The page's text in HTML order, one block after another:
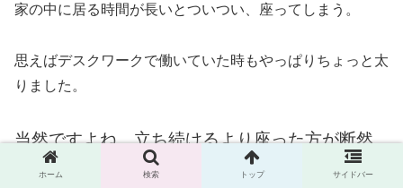
家の中に居る時間が長いとついつい、座ってしまう。
思えばデスクワークで働いていた時もやっぱりちょっと太
りました。
当然ですよね、立ち続けるより座った方が断然
楽なんだから。
ホーム 検索 トップ サイドバー